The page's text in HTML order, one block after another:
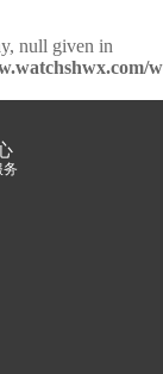
null given in
务